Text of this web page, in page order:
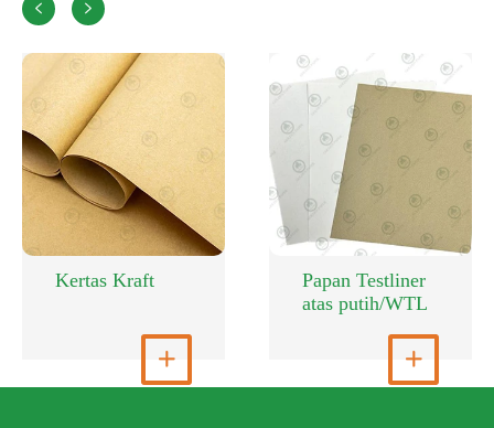
 
Kertas Kraft
Lihat Selengkapnya

Papan Testliner
atas putih/WTL
Lihat Selengkapnya
